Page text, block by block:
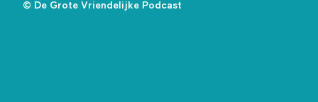
© De Grote Vriendelijke Podcast